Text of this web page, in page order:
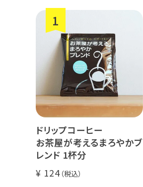
ドリップコーヒー
お茶屋が考えるまろやかブ
レンド 1杯分
124